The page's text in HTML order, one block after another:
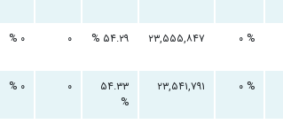
۰ % ۲۳,۵۵۵,۸۴۷ ۵۴.۲۹ % ۰ ۰ %
۰ % ۲۳,۵۴۱,۷۹۱
۵۴.۳۳
%
۰ ۰ %